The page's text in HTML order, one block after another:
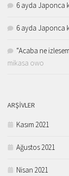
6 ayda Japonca
6 ayda Japonca
“Acaba ne
mikasa owo
ARŞIVLER
Kasım 2021
Ağustos 2021
Nisan 2021